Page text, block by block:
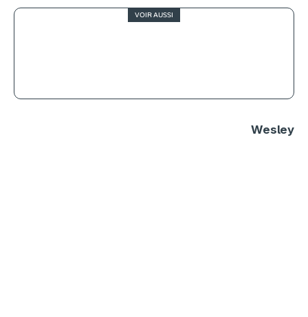
VOIR AUSSI
Wesley